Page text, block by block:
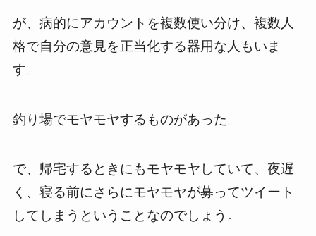
が、病的にアカウントを複数使い分け、複数人
格で自分の意見を正当化する器用な人もいま
す。
釣り場でモヤモヤするものがあった。
で、帰宅するときにもモヤモヤしていて、夜遅
く、寝る前にさらにモヤモヤが募ってツイート
してしまうということなのでしょう。